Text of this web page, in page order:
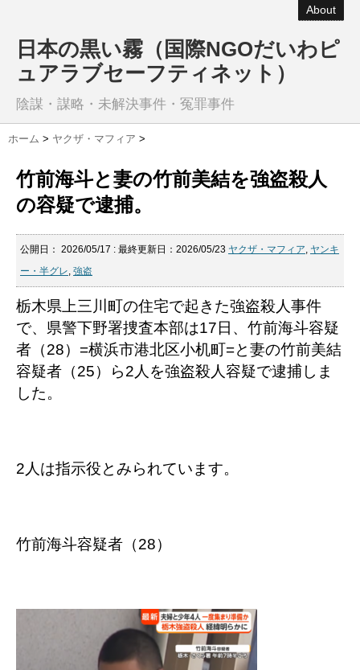
About
日本の黒い霧（国際NGOだいわピ
ュアラブセーフティネット）
陰謀・謀略・未解決事件・冤罪事件
ホーム > ヤクザ・マフィア >
竹前海斗と妻の竹前美結を強盗殺人
の容疑で逮捕。
公開日： 2026/05/17 : 最終更新日：2026/05/23 ヤクザ・マフィア, ヤンキ
ー・半グレ, 強盗
栃木県上三川町の住宅で起きた強盗殺人事件
で、県警下野署捜査本部は17日、竹前海斗容疑
者（28）=横浜市港北区小机町=と妻の竹前美結
容疑者（25）ら2人を強盗殺人容疑で逮捕しま
した。
2人は指示役とみられています。
竹前海斗容疑者（28）